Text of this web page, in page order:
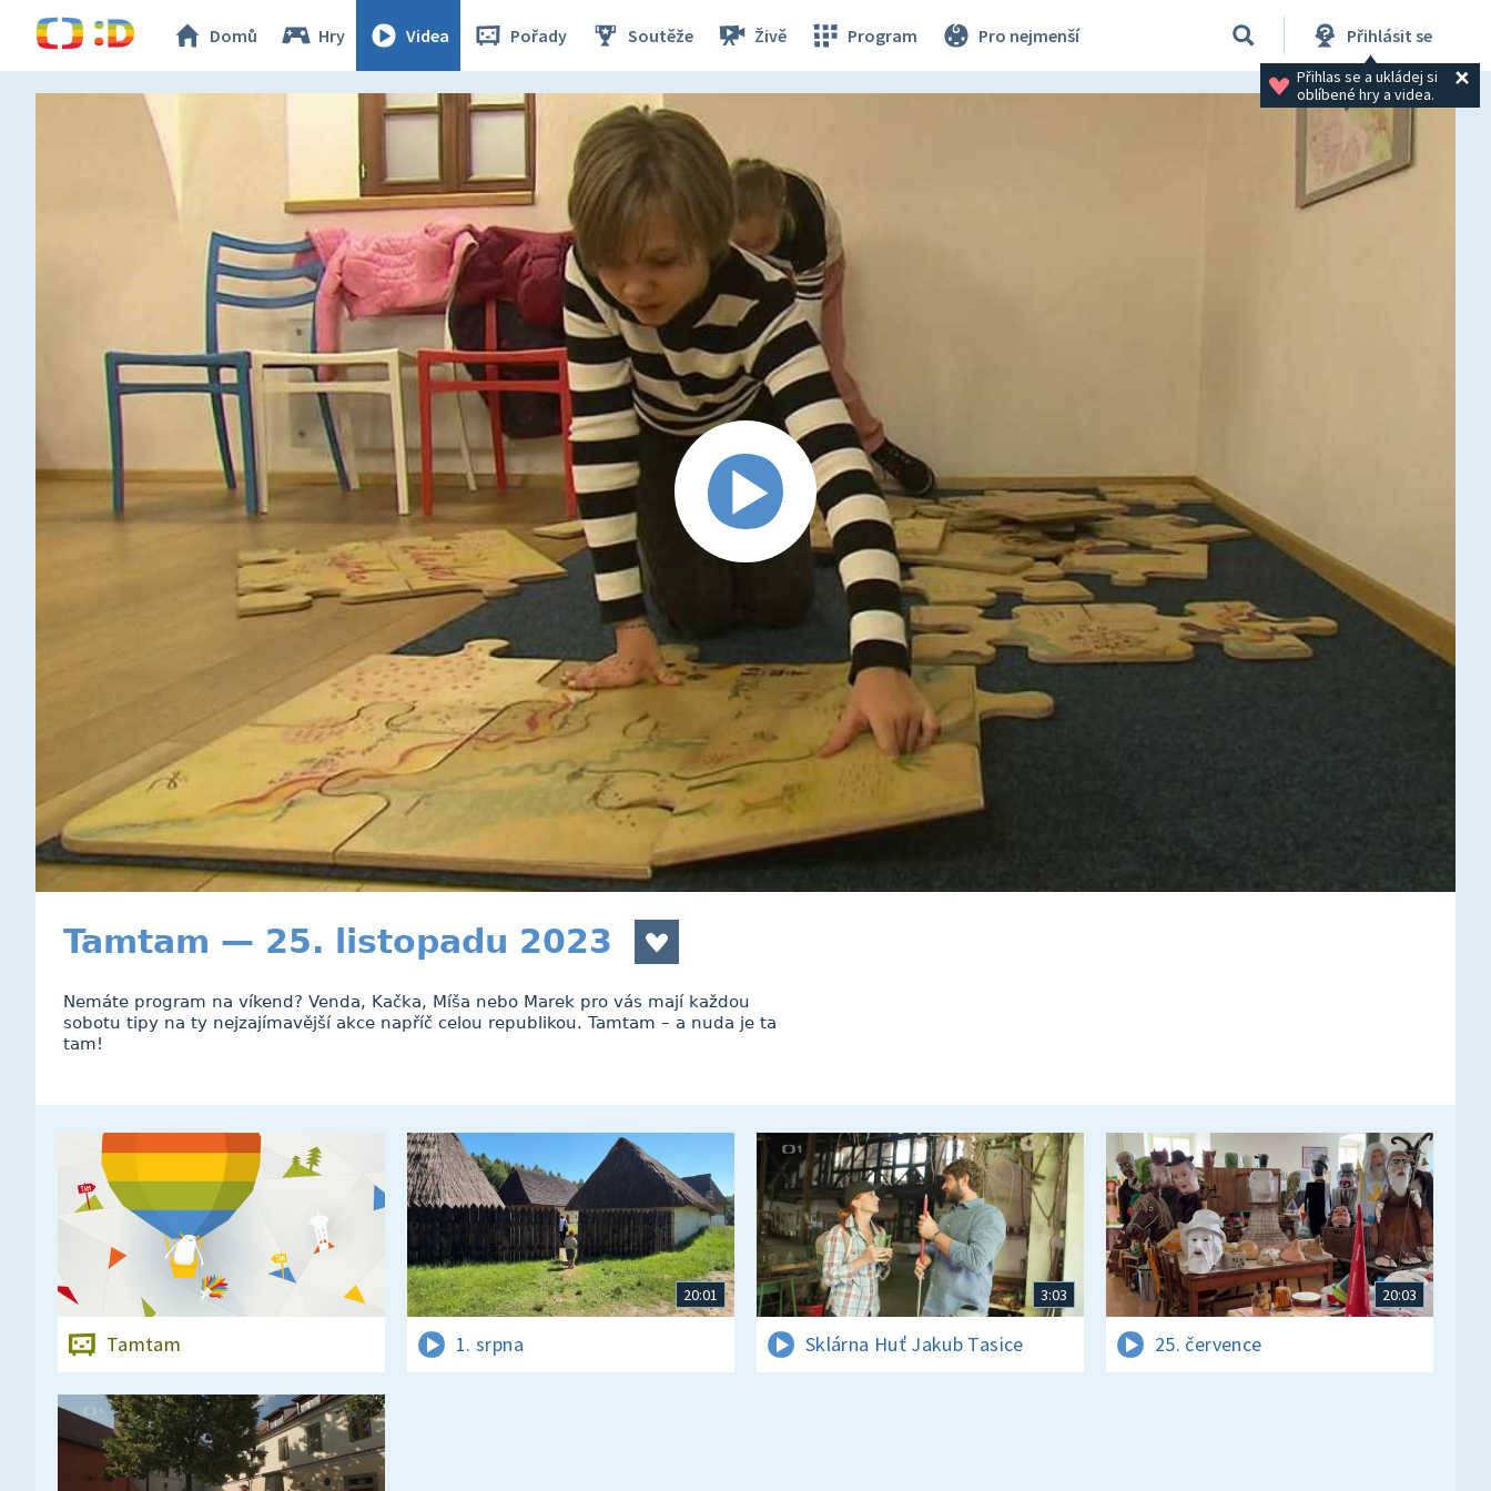
Domů Hry Videa Pořady Soutěže Živě Program Pro nejmenší Přihlásit se
Přihlas se a ukládej si
oblíbené hry a videa.
Tamtam — 25. listopadu 2023
Nemáte program na víkend? Venda, Kačka, Míša nebo Marek pro vás mají každou
sobotu tipy na ty nejzajímavější akce napříč celou republikou. Tamtam – a nuda je ta
tam!
Tamtam
20:01
1. srpna
3:03
Sklárna Huť Jakub Tasice
20:03
25. července